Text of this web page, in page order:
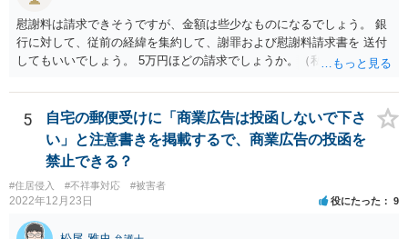
慰謝料は請求できそうですが、金額は些少なものになるでしょう。 銀
行に対して、従前の経緯を集約して、謝罪および慰謝料請求書を 送付
してもいいでしょう。 5万円ほどの請求でしょうか。（私見）
5
自宅の郵便受けに「商業広告は投函しないで下さ
い」と注意書きを掲載するで、商業広告の投函を
禁止できる？
#住居侵入 #不祥事対応 #被害者
2022年12月23日 役にたった 9